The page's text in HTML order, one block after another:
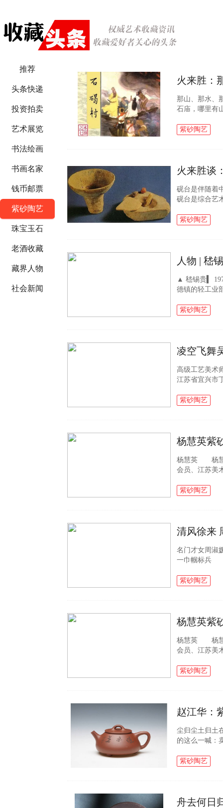
推荐
头条快递
投资拍卖
艺术展览
书法绘画
书画名家
钱币邮票
紫砂陶艺
珠宝玉石
老酒收藏
藏界人物
社会新闻
火来胜：
那山、那水、
石庙，哪里有
字，知道的人
紫砂陶艺
火来胜谈
砚台是伴随着
砚台是综合艺
承中华传统文
紫砂陶艺
▲ 嵇锡贵▍
德镇的轻工业
质量地制...
紫砂陶艺
高级工艺美术
江苏省宜兴市
加上自己天赋
紫砂陶艺
杨慧英紫
杨慧英 杨慧
会员、江苏美
艺，在厂里老
紫砂陶艺
清风徐来
名门才女周
一巾帼标
员 周淑媛
紫砂陶艺
杨慧英紫
杨慧英 杨慧
会员、江苏美
艺，在厂里老
紫砂陶艺
赵江华：
尘归尘土归土
的这么一喊：
运回村中，开
紫砂陶艺
舟去何日